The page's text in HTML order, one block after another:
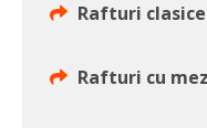
Rafturi
Rafturi cu